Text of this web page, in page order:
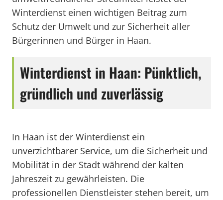
Winterdienst einen wichtigen Beitrag zum
Schutz der Umwelt und zur Sicherheit aller
Bürgerinnen und Bürger in Haan.
Winterdienst in Haan: Pünktlich,
gründlich und zuverlässig
In Haan ist der Winterdienst ein
unverzichtbarer Service, um die Sicherheit und
Mobilität in der Stadt während der kalten
Jahreszeit zu gewährleisten. Die
professionellen Dienstleister stehen bereit, um